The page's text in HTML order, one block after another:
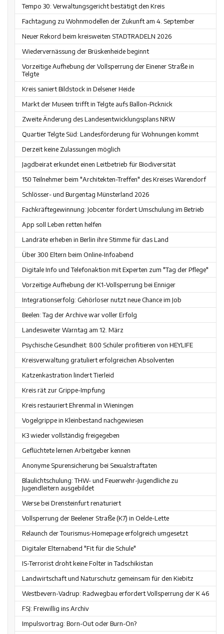
Tempo 30: Verwaltungsgericht bestätigt den Kreis
Fachtagung zu Wohnmodellen der Zukunft am 4. September
Neuer Rekord beim kreisweiten STADTRADELN 2026
Wiedervernässung der Brüskenheide beginnt
Vorzeitige Aufhebung der Vollsperrung der Einener Straße in
Telgte
Kreis saniert Bildstock in Delsener Heide
Markt der Museen trifft in Telgte aufs Ballon-Picknick
Zweite Änderung des Landesentwicklungsplans NRW
Quartier Telgte Süd: Landesförderung für Wohnungen kommt
Derzeit keine Zulassungen möglich
Jagdbeirat erkundet einen Leitbetrieb für Biodiversität
150 Teilnehmer beim "Architekten-Treffen" des Kreises Warendorf
Schlösser- und Burgentag Münsterland 2026
Fachkräftegewinnung: Jobcenter fördert Umschulung im Betrieb
App soll Leben retten helfen
Landräte erheben in Berlin ihre Stimme für das Land
Über 300 Eltern beim Online-Infoabend
Digitale Info und Telefonaktion mit Experten zum "Tag der Pflege"
Vorzeitige Aufhebung der K1-Vollsperrung bei Enniger
Integrationserfolg: Gehörloser nutzt neue Chance im Job
Beelen: Tag der Archive war voller Erfolg
Landesweiter Warntag am 12. März
Psychische Gesundheit: 800 Schüler profitieren von HEYLIFE
Kreisverwaltung gratuliert erfolgreichen Absolventen
Katzenkastration lindert Tierleid
Kreis rät zur Grippe-Impfung
Kreis restauriert Ehrenmal in Wieningen
Vogelgrippe in Kleinbestand nachgewiesen
K3 wieder vollständig freigegeben
Geflüchtete lernen Arbeitgeber kennen
Anonyme Spurensicherung bei Sexualstraftaten
Blaulichtschulung: THW- und Feuerwehr-Jugendliche zu
Jugendleitern ausgebildet
Werse bei Drensteinfurt renaturiert
Vollsperrung der Beelener Straße (K7) in Oelde-Lette
Relaunch der Tourismus-Homepage erfolgreich umgesetzt
Digitaler Elternabend "Fit für die Schule"
IS-Terrorist droht keine Folter in Tadschikistan
Landwirtschaft und Naturschutz gemeinsam für den Kiebitz
Westbevern-Vadrup: Radwegbau erfordert Vollsperrung der K 46
FSJ: Freiwillig ins Archiv
Impulsvortrag: Born-Out oder Burn-On?